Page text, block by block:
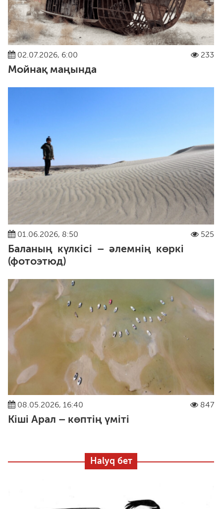
02.07.2026, 6:00 233
Мойнақ маңында
01.06.2026, 8:50 525
Баланың күлкісі – әлемнің көркі
(фотоэтюд)
08.05.2026, 16:40 847
Кіші Арал – көптің үміті
Halyq бет